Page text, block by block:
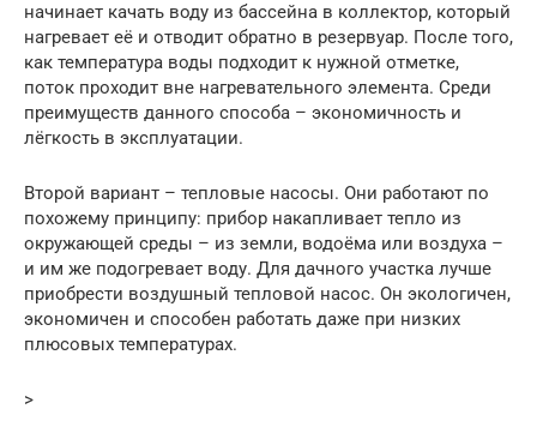
начинает качать воду из бассейна в коллектор, который
нагревает её и отводит обратно в резервуар. После того,
как температура воды подходит к нужной отметке,
поток проходит вне нагревательного элемента. Среди
преимуществ данного способа – экономичность и
лёгкость в эксплуатации.
Второй вариант – тепловые насосы. Они работают по
похожему принципу: прибор накапливает тепло из
окружающей среды – из земли, водоёма или воздуха –
и им же подогревает воду. Для дачного участка лучше
приобрести воздушный тепловой насос. Он экологичен,
экономичен и способен работать даже при низких
плюсовых температурах.
>